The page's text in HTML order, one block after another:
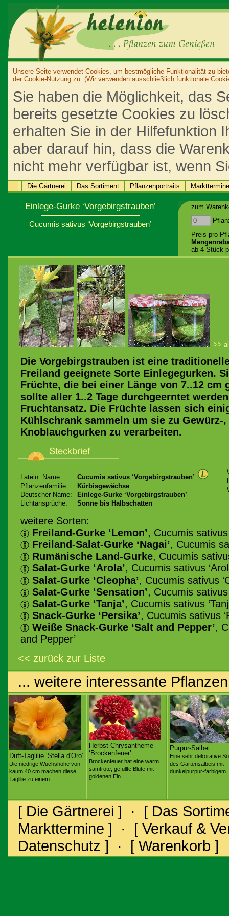
Unsere Seite verwendet Cookies, um bestmögliche Funktionalität zu
der Cookie-Nutzung zu. (Wir verwenden ausschließlich funktionale
Sie haben die Möglichkeit, das
bereits gesetzte Cookies zu
erhalten Sie in der Hilfefunktion
aber darauf hin, dass die
nicht mehr verfügbar ist, wenn
Die Gärtnerei Das Sortiment Pflanzenportraits Markttermine
Einlege-Gurke ‘Vorgebirgstrauben’
Cucumis sativus ‘Vorgebirgstrauben’
zum
Preis pro
ab 4 Stück
>>
Die Vorgebirgstrauben ist eine
Freiland geeignete Sorte Einlegegurken.
Früchte, die bei einer Länge von 7..12 cm
sollte aller 1..2 Tage durchgeerntet
Fruchtansatz. Die Früchte lassen sich
Kühlschrank sammeln um sie zu Gewürz-
Knoblauchgurken zu verarbeiten.
Latein. Name:
Cucumis sativus ‘Vorgebirgstrauben’
Pflanzenfamilie:
Kürbisgewächse
Deutscher Name:
Einlege-Gurke ‘Vorgebirgstrauben’
Lichtansprüche:
Sonne bis Halbschatten
weitere Sorten:
Freiland-Gurke ‘Lemon’, Cucumis sativus
Freiland-Salat-Gurke ‘Nagai’, Cucumis
Rumänische Land-Gurke, Cucumis
Salat-Gurke ‘Arola’, Cucumis sativus
Salat-Gurke ‘Cleopha’, Cucumis sativus
Salat-Gurke ‘Sensation’, Cucumis sativus
Salat-Gurke ‘Tanja’, Cucumis sativus
Snack-Gurke ‘Persika’, Cucumis sativus
Weiße Snack-Gurke ‘Salt and Pepper’,
and Pepper’
<< zurück zur Liste
... weitere interessante Pflanzen
Duft-Taglilie ‘Stella d'Oro’
Die niedrige Wuchshöhe von
kaum 40 cm machen diese
Taglilie zu einem ...
Herbst-Chrysantheme
‘Brockenfeuer’
Brockenfeuer hat eine warm
samtrote, gefüllte Blüte mit
goldenen Ein...
Purpur-Salbei
Eine sehr dekorative
des Gartensalbeis mit
dunkelpurpur-
[ Die Gärtnerei ] · [ Das
Markttermine ] · [ Verkauf &
Datenschutz ] · [ Warenkorb ]